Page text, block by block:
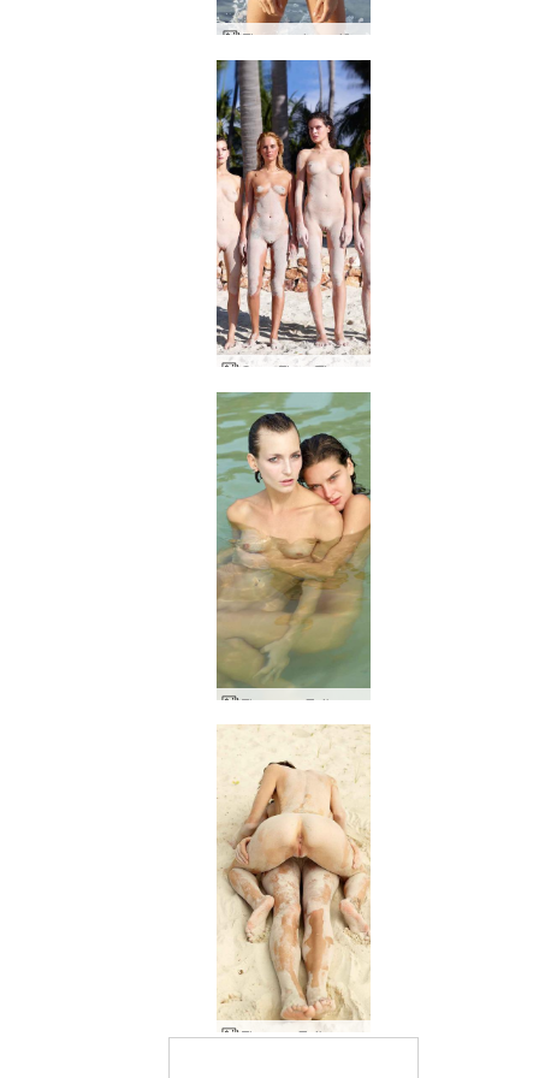
Flora saule un jūra
Coxy Flora Thea Zaika smilšaina
Floras un Zaikas sekss jūrā
Flora un Zaikas smilšu pavedināšana